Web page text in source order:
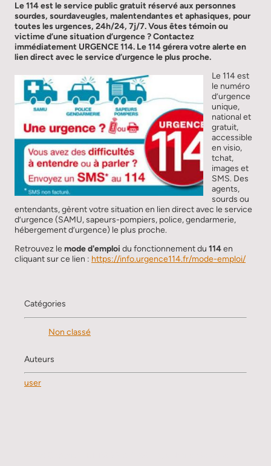
Le 114 est le service public gratuit réservé aux personnes
sourdes, sourdaveugles, malentendantes et aphasiques, pour
toutes les urgences, 24h/24, 7j/7. Vous êtes témoin ou
victime d’une situation d’urgence ? Contactez
immédiatement URGENCE 114. Le 114 gérera votre alerte en
lien direct avec le service d’urgence le plus proche.
Le 114 est
le numéro
d’urgence
unique,
national et
gratuit,
accessible
en visio,
tchat,
images et
SMS. Des
agents,
sourds ou
entendants, gèrent votre situation en lien direct avec le service
d’urgence (SAMU, sapeurs-pompiers, police, gendarmerie,
hébergement d’urgence) le plus proche.
Retrouvez le mode d'emploi du fonctionnement du 114en
cliquant sur ce lien : https://info.urgence114.fr/mode-emploi/
Catégories
Non classé
Auteurs
user